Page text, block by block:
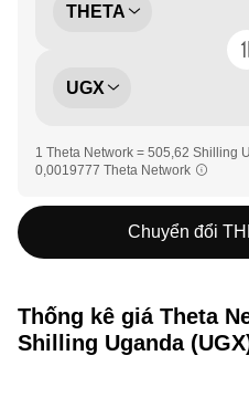
THETA
UGX
1 Theta Network = 505,62 Shilling
0,0019777 Theta Network
Chuyển đổi
Thống kê giá Theta
Shilling Uganda